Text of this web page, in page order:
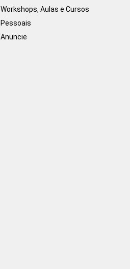
Workshops, Aulas e Cursos
Pessoais
Anuncie